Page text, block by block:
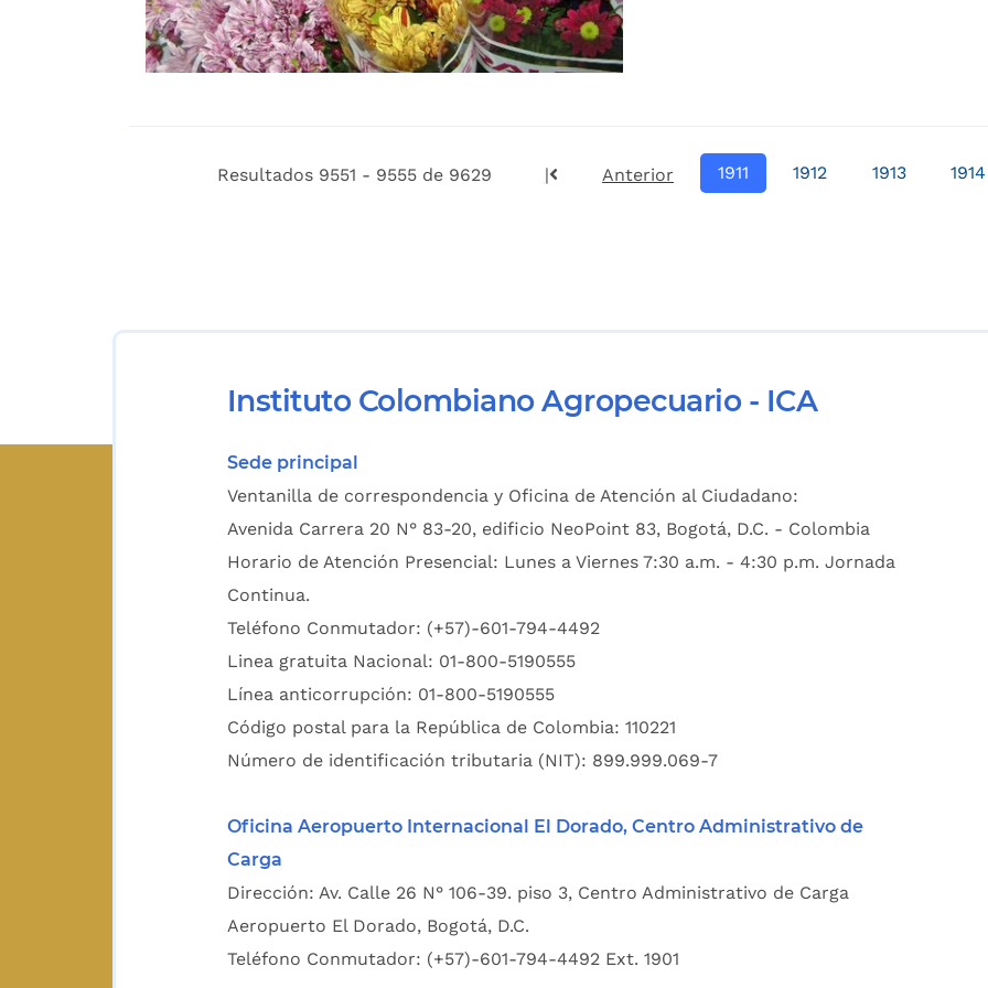
Resultados 9551 - 9555 de 9629 | Anterior 1911 1912 1913 1914
Instituto Colombiano Agropecuario - ICA
Sede principal
Ventanilla de correspondencia y Oficina de Atención al Ciudadano:
Avenida Carrera 20 N° 83-20, edificio NeoPoint 83, Bogotá, D.C. - Colombia
Horario de Atención Presencial: Lunes a Viernes 7:30 a.m. - 4:30 p.m. Jornada
Continua.
Teléfono Conmutador: (+57)-601-794-4492
Linea gratuita Nacional: 01-800-5190555
Línea anticorrupción: 01-800-5190555
Código postal para la República de Colombia: 110221
Número de identificación tributaria (NIT): 899.999.069-7
Oficina Aeropuerto Internacional El Dorado, Centro Administrativo de
Carga
Dirección: Av. Calle 26 N° 106-39. piso 3, Centro Administrativo de Carga
Aeropuerto El Dorado, Bogotá, D.C.
Teléfono Conmutador: (+57)-601-794-4492 Ext. 1901